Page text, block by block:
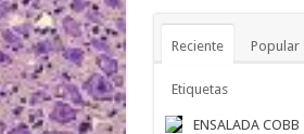
Reciente Popular
Etiquetas
ENSALADA COBB